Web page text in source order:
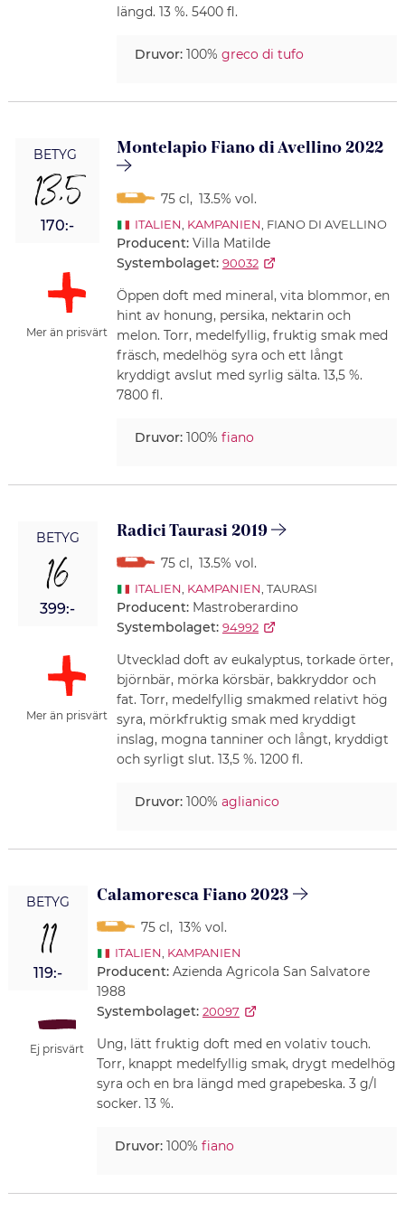
längd. 13 %. 5400 fl.
Druvor:100% greco di tufo
BETYG
13,5
170:-
Mer än prisvärt
Montelapio Fiano di Avellino 2022
75 cl, 13.5% vol.
ITALIEN KAMPANIEN , FIANO DI AVELLINO
Producent: Villa Matilde
Systembolaget: 90032
Öppen doft med mineral, vita blommor, en
hint av honung, persika, nektarin och
melon. Torr, medelfyllig, fruktig smak med
fräsch, medelhög syra och ett långt
kryddigt avslut med syrlig sälta. 13,5 %.
7800 fl.
Druvor:100% fiano
BETYG
16
399:-
Mer än prisvärt
Radici Taurasi 2019
75 cl, 13.5% vol.
ITALIEN KAMPANIEN , TAURASI
Producent: Mastroberardino
Systembolaget: 94992
Utvecklad doft av eukalyptus, torkade örter,
björnbär, mörka körsbär, bakkryddor och
fat. Torr, medelfyllig smakmed relativt hög
syra, mörkfruktig smak med kryddigt
inslag, mogna tanniner och långt, kryddigt
och syrligt slut. 13,5 %. 1200 fl.
Druvor:100% aglianico
BETYG
11
119:-
Ej prisvärt
Calamoresca Fiano 2023
75 cl, 13% vol.
ITALIEN KAMPANIEN
Producent: Azienda Agricola San Salvatore
1988
Systembolaget: 20097
Ung, lätt fruktig doft med en volativ touch.
Torr, knappt medelfyllig smak, drygt medelhög
syra och en bra längd med grapebeska. 3 g/l
socker. 13 %.
Druvor:100% fiano